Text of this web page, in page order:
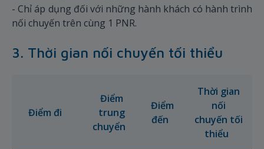
- Chỉ áp dụng đối với những hành khách có hành trình
nối chuyến trên cùng 1 PNR.
3. Thời gian nối chuyến tối thiểu
Điểm đi
Điểm
trung
chuyển
Điểm
đến
Thời gian
nối
chuyến tối
thiểu